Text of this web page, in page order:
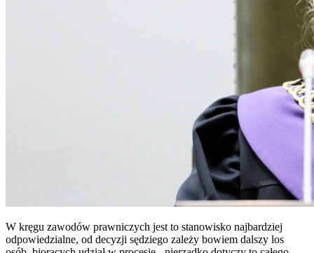
W kręgu zawodów prawniczych jest to stanowisko najbardziej
odpowiedzialne, od decyzji sędziego zależy bowiem dalszy los